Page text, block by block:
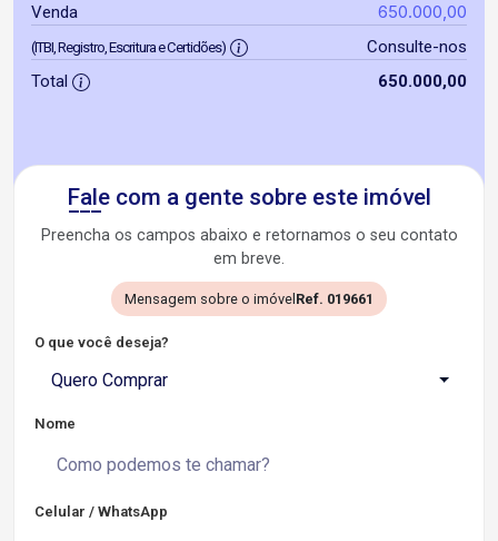
Venda 650.000,00
(ITBI, Registro, Escritura e Certidões)
Consulte-nos
Total
650.000,00
Fale com a gente sobre este imóvel
Preencha os campos abaixo e retornamos o seu contato
em breve.
Mensagem sobre o imóvel Ref. 019661
O que você deseja?
Quero Comprar
Nome
Celular / WhatsApp